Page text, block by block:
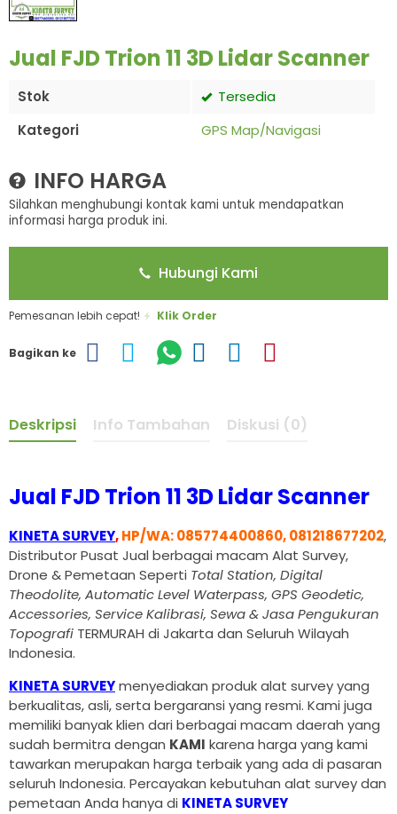
Jual FJD Trion 11 3D Lidar Scanner
Stok
Tersedia
Kategori
GPS Map/Navigasi
INFO HARGA
Silahkan menghubungi kontak kami untuk mendapatkan
informasi harga produk ini.
Hubungi Kami
Pemesanan lebih cepat! Klik Order
Bagikan ke
Deskripsi Info Tambahan Diskusi (0)
Jual FJD Trion 11 3D Lidar Scanner
KINETA SURVEY,HP/WA: 085774400860, 081218677202,
Distributor Pusat Jual berbagai macam Alat Survey,
Drone & Pemetaan Seperti Total Station, Digital
Theodolite, Automatic Level Waterpass, GPS Geodetic,
Accessories, Service Kalibrasi, Sewa & Jasa Pengukuran
Topografi TERMURAH di Jakarta dan Seluruh Wilayah
Indonesia.
KINETA SURVEYmenyediakan produk alat survey yang
berkualitas, asli, serta bergaransi yang resmi. Kami juga
memiliki banyak klien dari berbagai macam daerah yang
sudah bermitra dengan KAMI karena harga yang kami
tawarkan merupakan harga terbaik yang ada di pasaran
seluruh Indonesia. Percayakan kebutuhan alat survey dan
pemetaan Anda hanya di KINETA SURVEY